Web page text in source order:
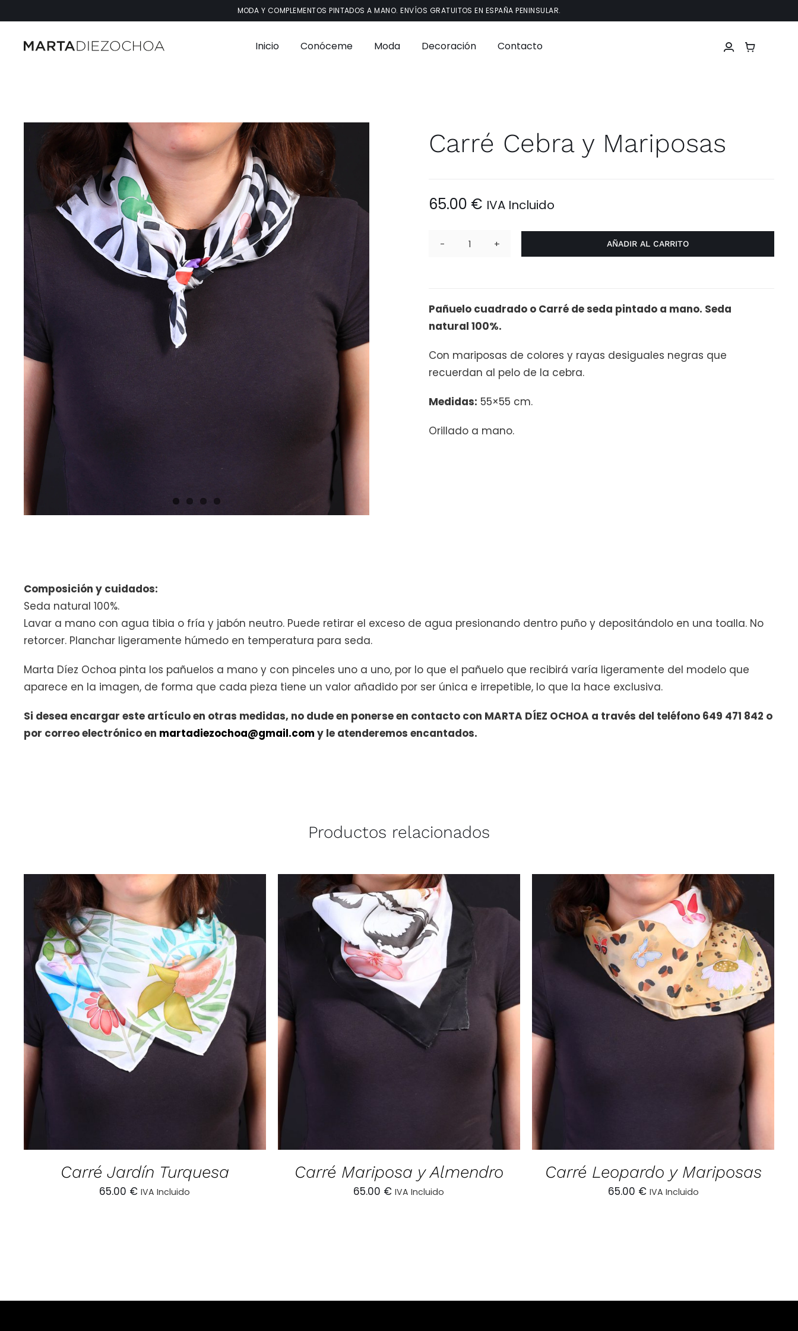
al
contenido
MODA Y COMPLEMENTOS PINTADOS A MANO. ENVÍOS GRATUITOS EN ESPAÑA PENINSULAR.
Inicio Conóceme Moda Decoración Contacto
Carré Cebra y Mariposas
65.00 € IVA Incluido
Carré
cantidad
AÑADIR AL CARRITO
Pañuelo cuadrado o Carré de seda pintado a mano. Seda
natural 100%.
Con mariposas de colores y rayas desiguales negras que
recuerdan al pelo de la cebra.
Medidas: 55×55 cm.
Orillado a mano.
Composición y cuidados:
Seda natural 100%.
Lavar a mano con agua tibia o fría y jabón neutro. Puede retirar el exceso de agua presionando dentro puño y depositándolo en una toalla. No
retorcer. Planchar ligeramente húmedo en temperatura para seda.
Marta Díez Ochoa pinta los pañuelos a mano y con pinceles uno a uno, por lo que el pañuelo que recibirá varía ligeramente del modelo que
aparece en la imagen, de forma que cada pieza tiene un valor añadido por ser única e irrepetible, lo que la hace exclusiva.
Si desea encargar este artículo en otras medidas, no dude en ponerse en contacto con MARTA DÍEZ OCHOA a través del teléfono 649 471 842 o
por correo electrónico en martadiezochoa@gmail.com y le atenderemos encantados.
Productos relacionados
AÑADIR AL CARRITO / DETALLES
Carré Jardín Turquesa
65.00 € IVA Incluido
AÑADIR AL CARRITO DETALLES
Carré Mariposa y Almendro
65.00 € IVA Incluido
AÑADIR AL CARRITO / DETALLES
Carré Leopardo y Mariposas
65.00 € IVA Incluido